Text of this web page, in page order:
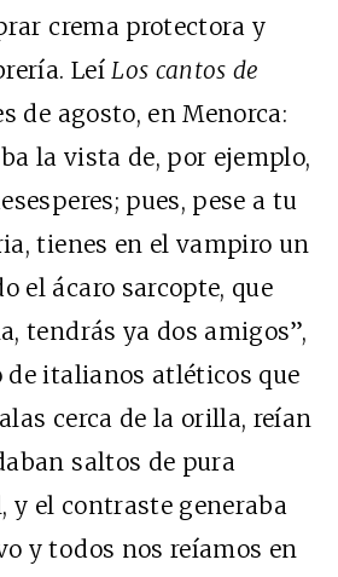
crema protectora y
LeíLos cantos de
de agosto, en Menorca:
la vista de, por ejemplo,
pues, pese a tu
tienes en el vampiro un
el ácaro sarcopte, que
tendrás ya dos amigos”,
de italianos atléticos que
cerca de la orilla, reían
saltos de pura
y el contraste generaba
y todos nos reíamos en